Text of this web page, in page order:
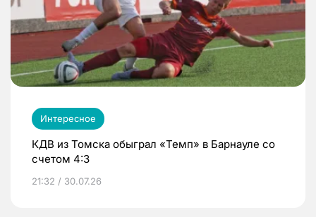
Интересное
КДВ из Томска обыграл «Темп» в Барнауле со
счетом 4:3
21:32 / 30.07.26